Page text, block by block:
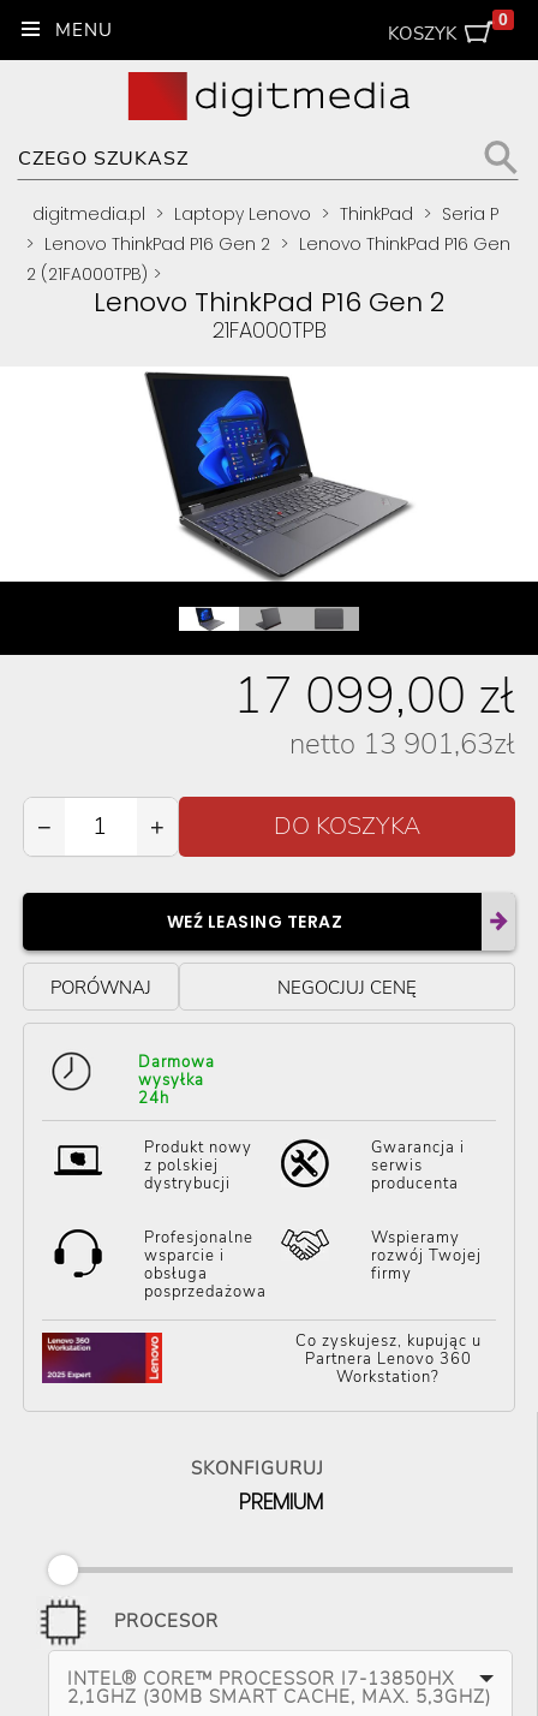
KOSZYK
0
digitmedia.pl > Laptopy Lenovo > ThinkPad > Seria P
> Lenovo ThinkPad P16 Gen 2 > Lenovo ThinkPad P16 Gen
2 (21FA000TPB) >
Lenovo ThinkPad P16 Gen 2
21FA000TPB
17 099,00 zł
netto 13 901,63zł
− +
WEŹ LEASING TERAZ
PORÓWNAJ NEGOCJUJ CENĘ
Darmowa
wysyłka
24h
Produkt nowy
z polskiej
dystrybucji
Gwarancja i
serwis
producenta
Profesjonalne
wsparcie i
obsługa
posprzedażowa
Wspieramy
rozwój Twojej
firmy
Co zyskujesz, kupując u
Partnera Lenovo 360
Workstation?
SKONFIGURUJ
PREMIUM
PROCESOR
INTEL® CORE™ PROCESSOR I7-13850HX
2,1GHZ (30MB SMART CACHE, MAX. 5,3GHZ)